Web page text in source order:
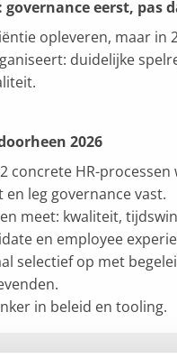
governance eerst, pas
opleveren, maar in
duidelijke
2026
concrete HR-processen
en leg governance vast.
meet: kwaliteit,
en employee
selectief op met
in beleid en tooling.